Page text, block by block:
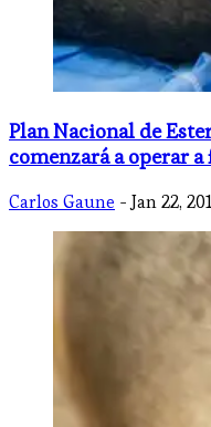
Plan Nacional de
comenzará a operar
Carlos Gaune - Jan 22,